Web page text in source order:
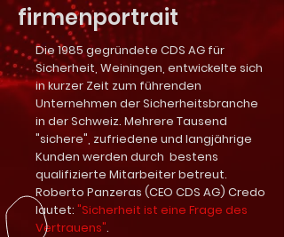
firmenportrait
Die 1985 gegründete CDS AG für
Sicherheit, Weiningen, entwickelte sich
in kurzer Zeit zum führenden
Unternehmen der Sicherheitsbranche
in der Schweiz. Mehrere Tausend
"sichere", zufriedene und langjährige
Kunden werden durch bestens
qualifizierte Mitarbeiter betreut.
Roberto Panzeras (CEO CDS AG) Credo
lautet: "Sicherheit ist eine Frage des
Vertrauens".